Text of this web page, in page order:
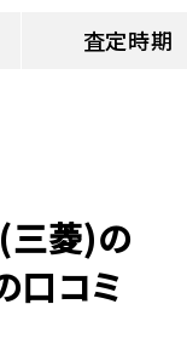
査定時期
三菱)の
口コミ